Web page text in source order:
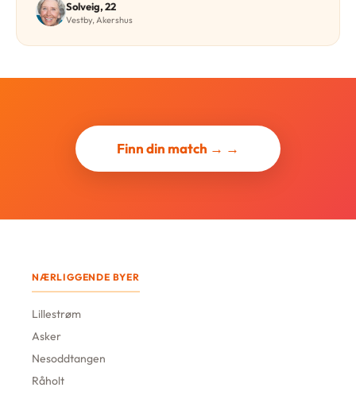
Solveig, 22
Vestby, Akershus
Finn din match → →
NÆRLIGGENDE BYER
Lillestrøm
Asker
Nesoddtangen
Råholt